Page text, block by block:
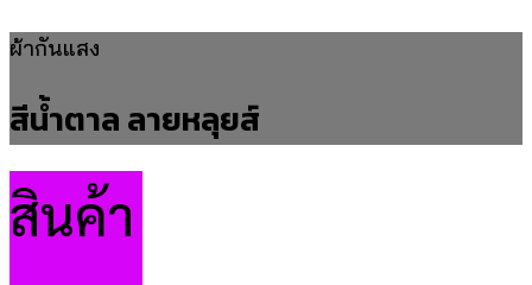
ผ้ากันแสง
สีน้ำตาล ลายหลุยส์
สินค้า